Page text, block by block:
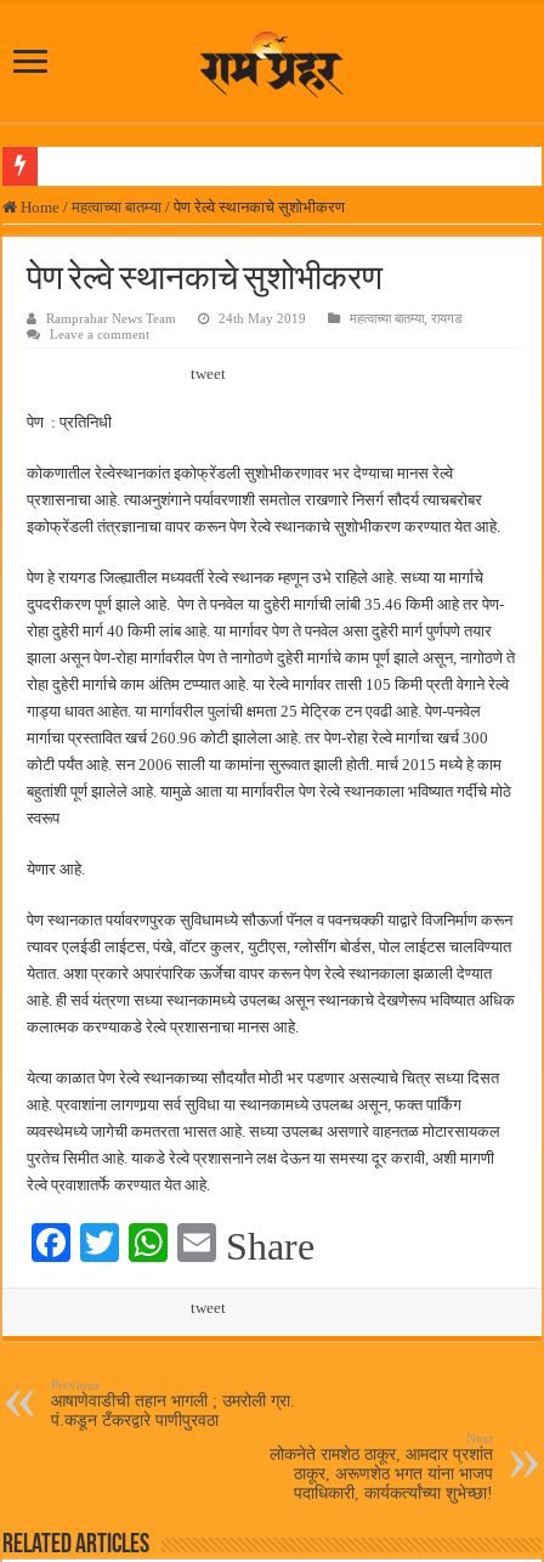
लोकनेते रामशेठ ठाकूर समाजसेवेतील हिरा -आमदार रविशेठ पाटील
पनवेलमध्ये ८ ऑगस्टला महारोजगार मेळावा
सर्वात मोठ्या दिवाळी अंक स्पर्धेचा निकाल जाहीर
कामोठे येथे समाजोपयोगी वस्तूंच्या वाटपाचा उपक्रम
छत्रपती शिवाजी महाराज महाराजस्व समाधान शिबिरास पनवेलमध्ये उत्स्फूर्त प्रतिसाद
Home / महत्वाच्या बातम्या / पेण रेल्वे स्थानकाचे सुशोभीकरण
पेण रेल्वे स्थानकाचे सुशोभीकरण
Ramprahar News Team 24th May 2019 महत्वाच्या बातम्या,रायगड
Leave a comment
tweet
पेण : प्रतिनिधी
कोकणातील रेल्वेस्थानकांत इकोफ्रेंडली सुशोभीकरणावर भर देण्याचा मानस रेल्वे
प्रशासनाचा आहे. त्याअनुशंगाने पर्यावरणाशी समतोल राखणारे निसर्ग सौदर्य त्याचबरोबर
इकोफ्रेंडली तंत्रज्ञानाचा वापर करून पेण रेल्वे स्थानकाचे सुशोभीकरण करण्यात येत आहे.
पेण हे रायगड जिल्ह्यातील मध्यवर्ती रेल्वे स्थानक म्हणून उभे राहिले आहे. सध्या या मार्गाचे
दुपदरीकरण पूर्ण झाले आहे. पेण ते पनवेल या दुहेरी मार्गाची लांबी 35.46 किमी आहे तर पेण-
रोहा दुहेरी मार्ग 40 किमी लांब आहे. या मार्गावर पेण ते पनवेल असा दुहेरी मार्ग पुर्णपणे तयार
झाला असून पेण-रोहा मार्गावरील पेण ते नागोठणे दुहेरी मार्गाचे काम पूर्ण झाले असून, नागोठणे ते
रोहा दुहेरी मार्गाचे काम अंतिम टप्प्यात आहे. या रेल्वे मार्गावर तासी 105 किमी प्रती वेगाने रेल्वे
गाड्या धावत आहेत. या मार्गावरील पुलांची क्षमता 25 मेट्रिक टन एवढी आहे. पेण-पनवेल
मार्गाचा प्रस्तावित खर्च 260.96 कोटी झालेला आहे. तर पेण-रोहा रेल्वे मार्गाचा खर्च 300
कोटी पर्यंत आहे. सन 2006 साली या कामांना सुरूवात झाली होती. मार्च 2015 मध्ये हे काम
बहुतांशी पूर्ण झालेले आहे. यामुळे आता या मार्गावरील पेण रेल्वे स्थानकाला भविष्यात गर्दीचे मोठे
स्वरूप
येणार आहे.
पेण स्थानकात पर्यावरणपुरक सुविधामध्ये सौऊर्जा पॅनल व पवनचक्की याद्वारे विजनिर्माण करून
त्यावर एलईडी लाईटस, पंखे, वॉटर कुलर, युटीएस, ग्लोसींग बोर्डस, पोल लाईटस चालविण्यात
येतात. अशा प्रकारे अपारंपारिक ऊर्जेचा वापर करून पेण रेल्वे स्थानकाला झळाली देण्यात
आहे. ही सर्व यंत्रणा सध्या स्थानकामध्ये उपलब्ध असून स्थानकाचे देखणेरूप भविष्यात अधिक
कलात्मक करण्याकडे रेल्वे प्रशासनाचा मानस आहे.
येत्या काळात पेण रेल्वे स्थानकाच्या सौदर्यांत मोठी भर पडणार असल्याचे चित्र सध्या दिसत
आहे. प्रवाशांना लागणार्‍या सर्व सुविधा या स्थानकामध्ये उपलब्ध असून, फक्त पार्किंग
व्यवस्थेमध्ये जागेची कमतरता भासत आहे. सध्या उपलब्ध असणारे वाहनतळ मोटारसायकल
पुरतेच सिमीत आहे. याकडे रेल्वे प्रशासनाने लक्ष देऊन या समस्या दूर करावी, अशी मागणी
रेल्वे प्रवाशातर्फे करण्यात येत आहे.
Fa T
W
ts
pp
E
ail
Share
tweet
Previous
आषाणेवाडीची तहान भागली ; उमरोली ग्रा.
पं.कडून टँकरद्वारे पाणीपुरवठा
Next
लोकनेते रामशेठ ठाकूर, आमदार प्रशांत
ठाकूर, अरूणशेठ भगत यांना भाजप
पदाधिकारी, कार्यकर्त्यांच्या शुभेच्छा!
Related Articles